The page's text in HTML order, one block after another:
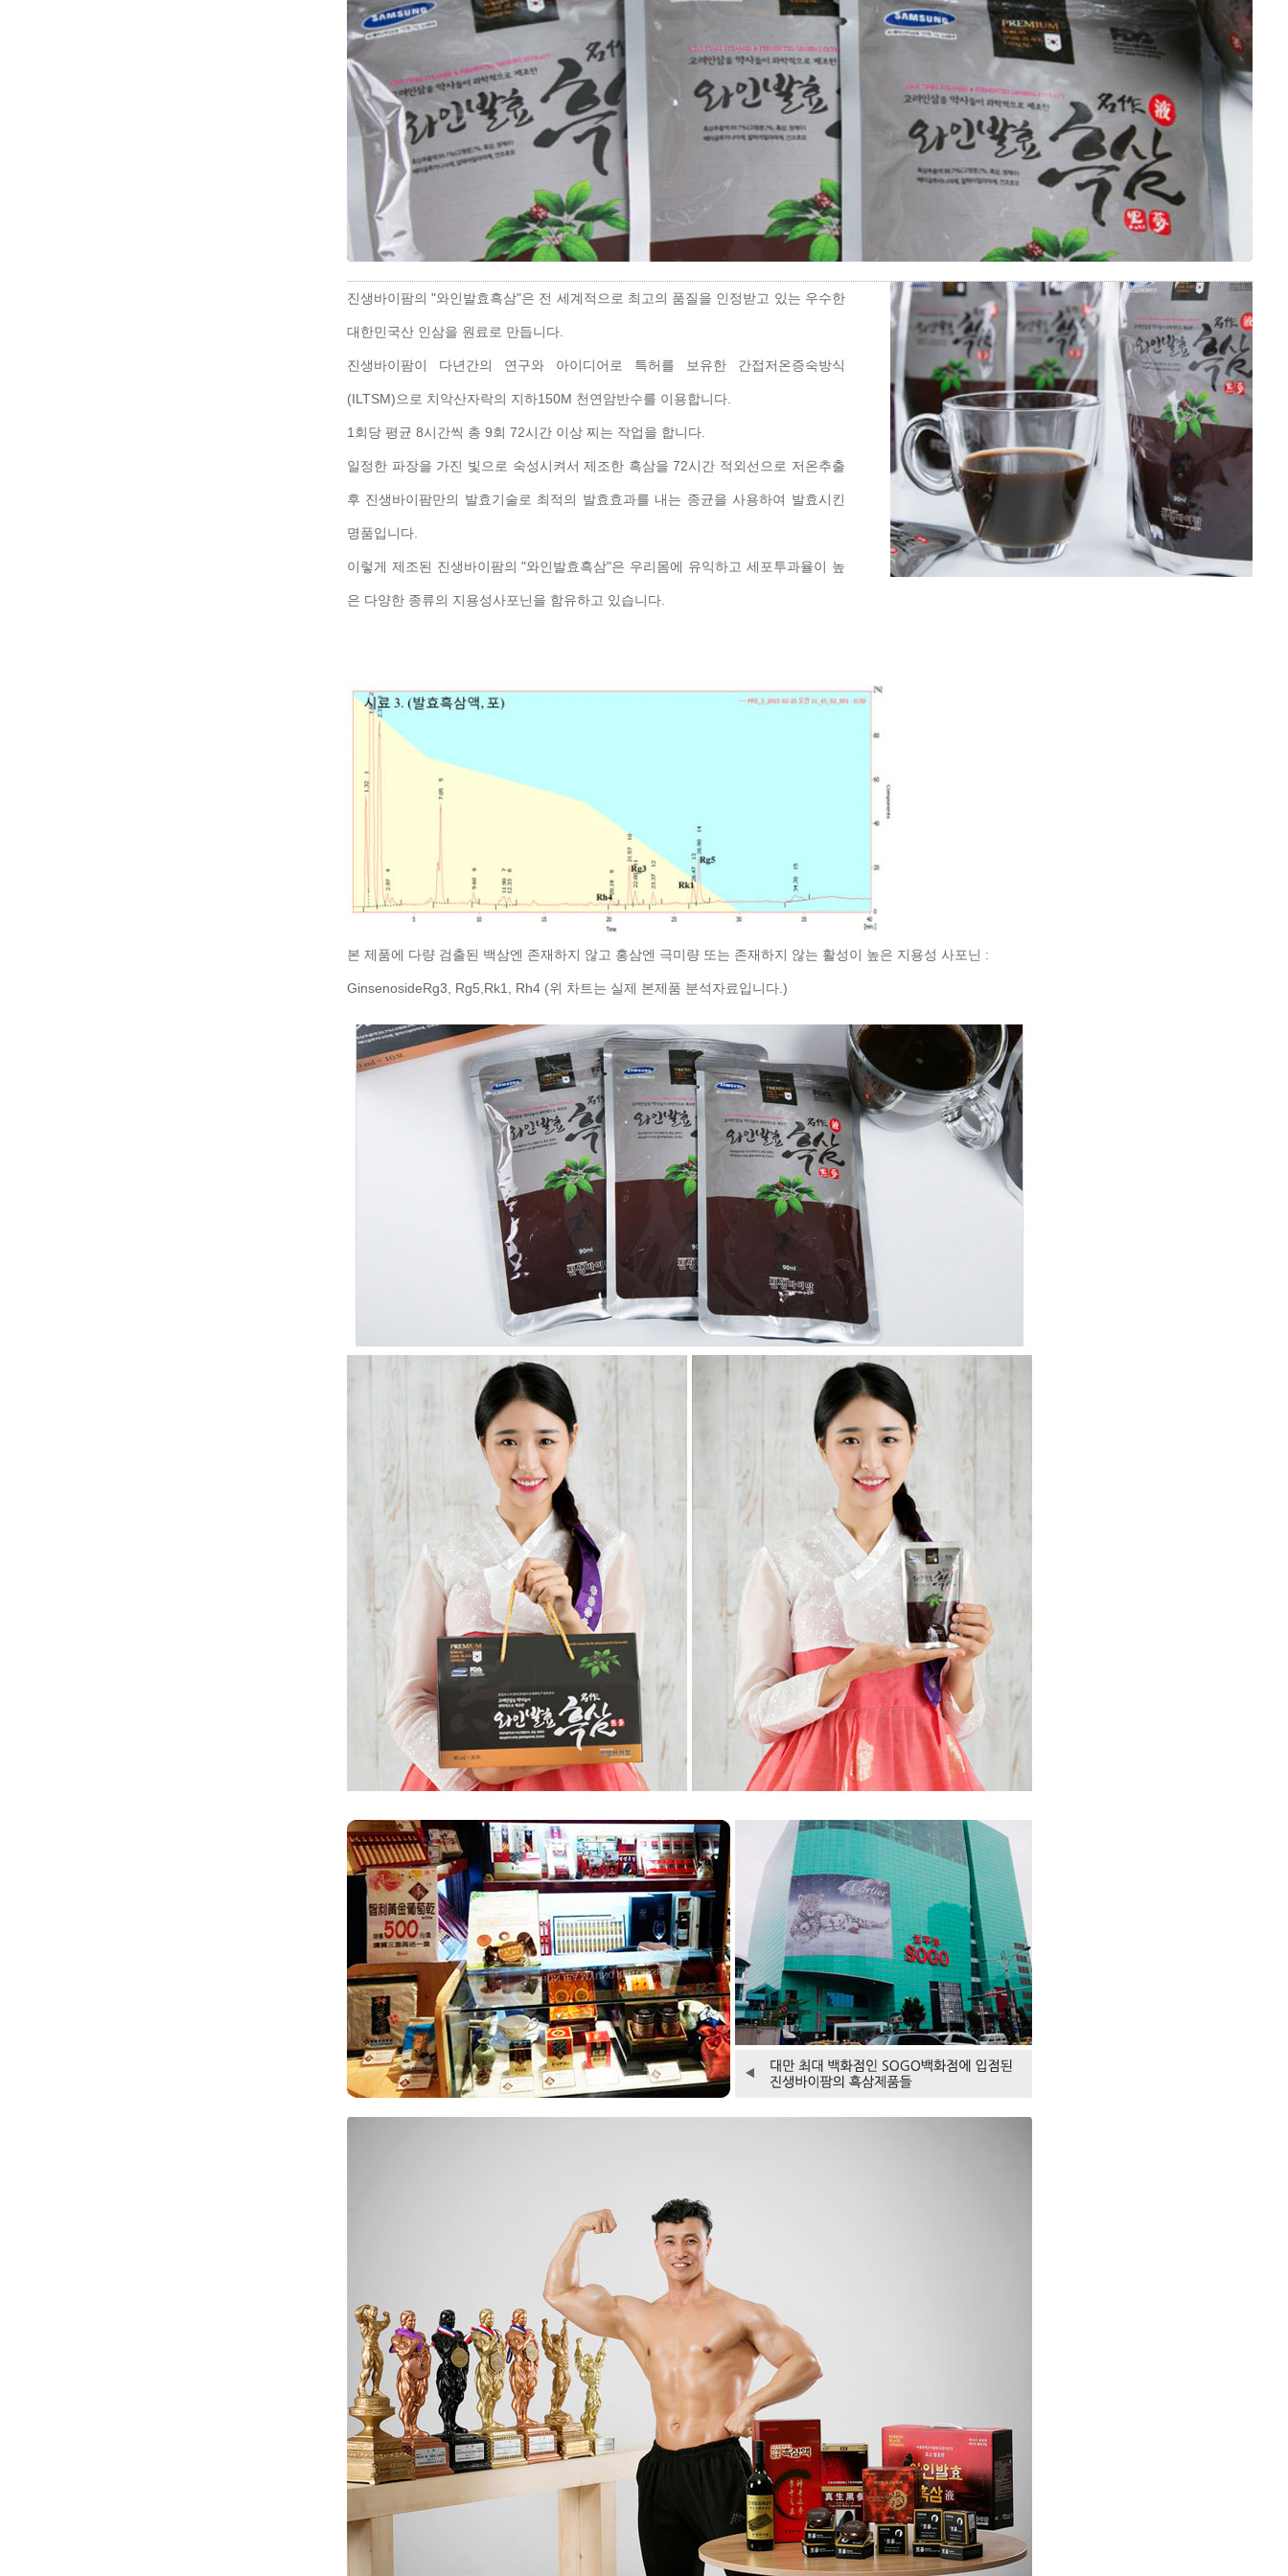
진생바이팜의 "와인발효흑삼"은 전 세계적으로 최고의 품질을 인정받고 있는 우수한
대한민국산 인삼을 원료로 만듭니다.
진생바이팜이 다년간의 연구와 아이디어로 특허를 보유한 간접저온증숙방식
(ILTSM)으로 치악산자락의 지하150M 천연암반수를 이용합니다.
1회당 평균 8시간씩 총 9회 72시간 이상 찌는 작업을 합니다.
일정한 파장을 가진 빛으로 숙성시켜서 제조한 흑삼을 72시간 적외선으로 저온추출
후 진생바이팜만의 발효기술로 최적의 발효효과를 내는 종균을 사용하여 발효시킨
명품입니다.
이렇게 제조된 진생바이팜의 "와인발효흑삼"은 우리몸에 유익하고 세포투과율이 높
은 다양한 종류의 지용성사포닌을 함유하고 있습니다.
본 제품에 다량 검출된 백삼엔 존재하지 않고 홍삼엔 극미량 또는 존재하지 않는 활성이 높은 지용성 사포닌 :
GinsenosideRg3, Rg5,Rk1, Rh4 (위 차트는 실제 본제품 분석자료입니다.)